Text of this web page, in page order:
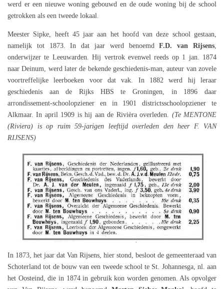
werd er een nieuwe woning gebouwd en de oude woning bij de school
getrokken als een tweede lokaal.
Meester Sipke, heeft 45 jaar aan het hoofd van deze school gestaan,
namelijk tot 1873. In dat jaar werd benoemdF.D. van Rijsens
onderwijzer te Leeuwarden. Hij vertrok evenwel reeds op 1 jan. 1874
naar Deinum, werd later de bekende geschiedenis-man, auteur van zovele
voortreffelijke leerboeken voor dat vak. In 1882 werd hij leraar
geschiedenis aan de Rijks HBS te Groningen, in 1896 daar
arrondissement-schoolopziener en in 1901 districtsschoolopziener te
Alkmaar. In april 1909 is hij aan de Rivièra overleden. (Te MENTONE
(Riviera) is op ruim 59-jarigen leeftijd overleden den heer F. VAN
RIJSENS)
In 1873, het jaar dat Van Rijsens, hier stond, besloot de gemeenteraad van
Schoterland tot de bouw van een tweede school te St. Johannesga, nl. aan
het Oosteind, die in 1874 in gebruik kon worden genomen. Als opvolger